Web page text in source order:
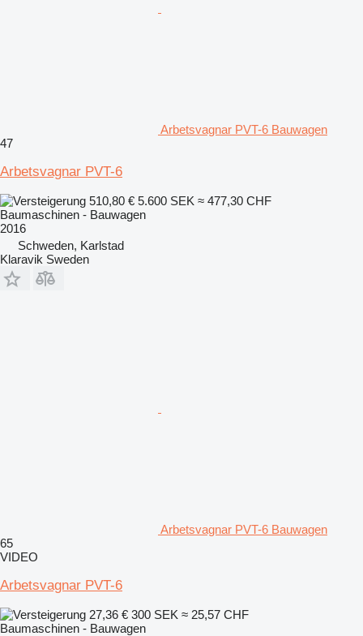
Arbetsvagnar PVT-6 Bauwagen
47
Arbetsvagnar PVT-6
510,80 € 5.600 SEK ≈ 477,30 CHF
Baumaschinen - Bauwagen
2016
Schweden, Karlstad
Klaravik Sweden
Arbetsvagnar PVT-6 Bauwagen
65
VIDEO
Arbetsvagnar PVT-6
27,36 € 300 SEK ≈ 25,57 CHF
Baumaschinen - Bauwagen